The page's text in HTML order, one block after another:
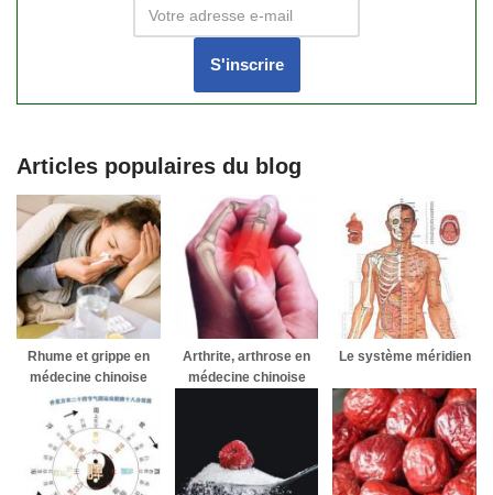
Articles populaires du blog
Rhume et grippe en
médecine chinoise
Arthrite, arthrose en
médecine chinoise
Le système méridien